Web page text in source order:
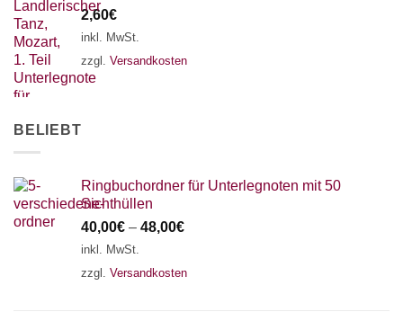
2,60€
inkl. MwSt.
zzgl. Versandkosten
BELIEBT
Ringbuchordner für Unterlegnoten mit 50
Sichthüllen
40,00€ – 48,00€
inkl. MwSt.
zzgl. Versandkosten